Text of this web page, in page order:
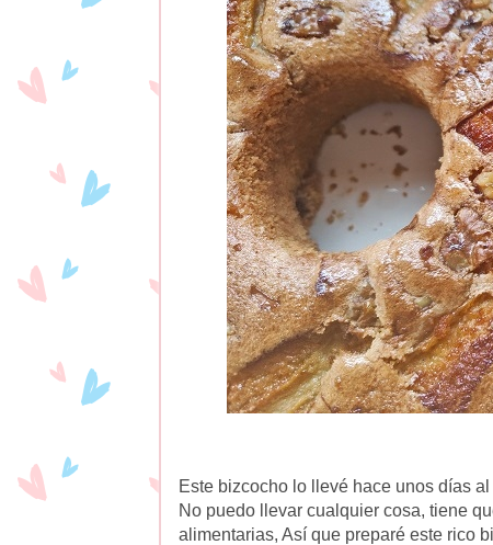
Este bizcocho lo llevé hace unos días
No puedo llevar cualquier cosa, tiene
alimentarias, Así que preparé este rico